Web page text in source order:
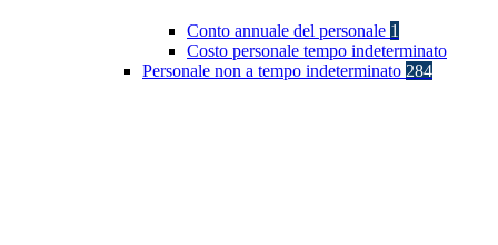
Conto annuale del personale 1
Costo personale tempo indeterminato
Personale non a tempo indeterminato 284